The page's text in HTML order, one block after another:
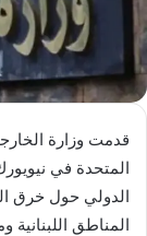
قدمت وزارة
المتحدة في
الدولي حول خرق
المناطق